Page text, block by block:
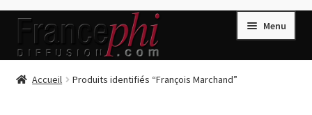
Aller
la
Aller
contenu
Menu
Accueil
Accueil Produits identifiés “François Marchand”